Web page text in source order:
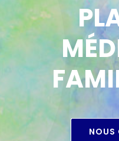
NOUS